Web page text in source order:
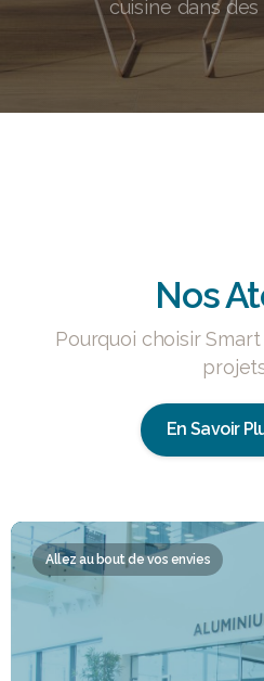
cuisine dans
Nos
Pourquoi choisir
En Savoir
Allez au bout de vos envies